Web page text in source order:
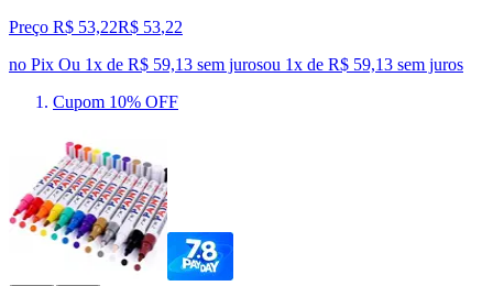
Preço R$ 53,22R$ 53,22
no Pix Ou 1x de R$ 59,13 sem jurosou 1x de R$ 59,13 sem juros
Cupom 10% OFF